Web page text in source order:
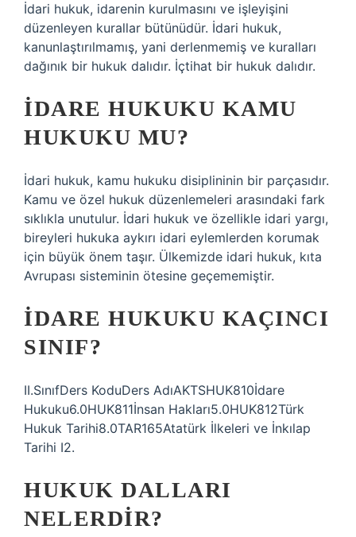
İdari hukuk, idarenin kurulmasını ve işleyişini
düzenleyen kurallar bütünüdür. İdari hukuk,
kanunlaştırılmamış, yani derlenmemiş ve kuralları
dağınık bir hukuk dalıdır. İçtihat bir hukuk dalıdır.
İDARE HUKUKU KAMU
HUKUKU MU?
İdari hukuk, kamu hukuku disiplininin bir parçasıdır.
Kamu ve özel hukuk düzenlemeleri arasındaki fark
sıklıkla unutulur. İdari hukuk ve özellikle idari yargı,
bireyleri hukuka aykırı idari eylemlerden korumak
için büyük önem taşır. Ülkemizde idari hukuk, kıta
Avrupası sisteminin ötesine geçememiştir.
İDARE HUKUKU KAÇINCI
SINIF?
II.SınıfDers KoduDers AdıAKTSHUK810İdare
Hukuku6.0HUK811İnsan Hakları5.0HUK812Türk
Hukuk Tarihi8.0TAR165Atatürk İlkeleri ve İnkılap
Tarihi I2.
HUKUK DALLARI
NELERDIR?